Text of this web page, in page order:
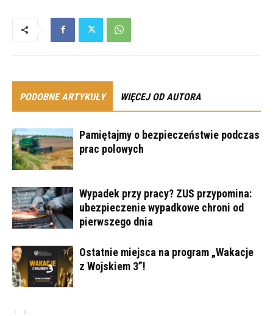
PODOBNE ARTYKUŁY WIĘCEJ OD AUTORA
Pamiętajmy o bezpieczeństwie podczas
prac polowych
Wypadek przy pracy? ZUS przypomina:
ubezpieczenie wypadkowe chroni od
pierwszego dnia
Ostatnie miejsca na program „Wakacje
z Wojskiem 3”!